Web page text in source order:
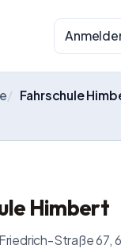
/ Fahrschule
Himbert
Straße 67,